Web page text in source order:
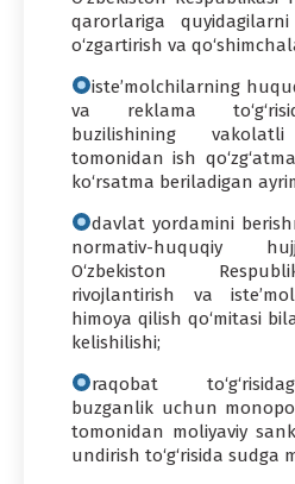
qarorlariga
o‘zgartirish va
iste’molchilarning
va reklama
buzilishining
tomonidan ish
ko‘rsatma beriladigan
davlat yordamini
normativ-huquqiy
O‘zbekiston
rivojlantirish va
himoya qilish qo‘mitasi
kelishilishi;
raqobat
buzganlik uchun
tomonidan moliyaviy
undirish to‘g‘risida sudga